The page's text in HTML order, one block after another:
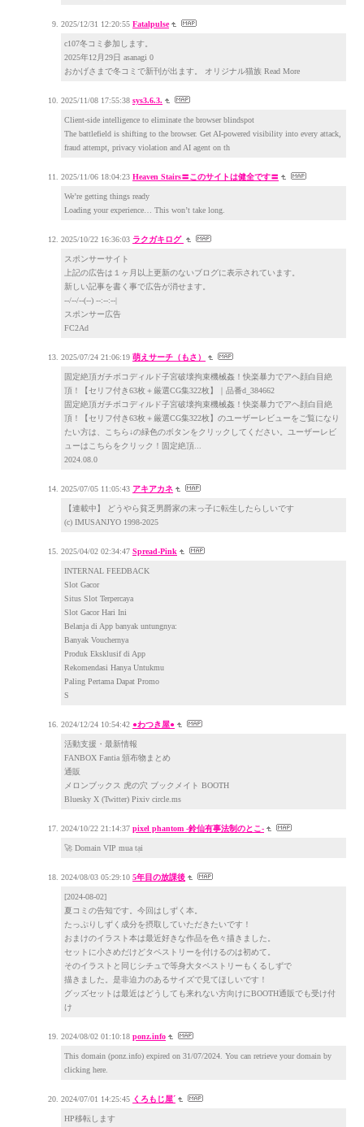
2025/12/31 12:20:55 Fatalpulse
c107冬コミ参加します。
2025年12月29日 asanagi 0
おかげさまで冬コミで新刊が出ます。 オリジナル猫族 Read More
2025/11/08 17:55:38 sys3.6.3.
Client-side intelligence to eliminate the browser blindspot
The battlefield is shifting to the browser. Get AI-powered visibility into every attack,
fraud attempt, privacy violation and AI agent on th
2025/11/06 18:04:23 Heaven Stairs〓このサイトは健全です〓
We’re getting things ready
Loading your experience… This won’t take long.
2025/10/22 16:36:03 ラクガキログ
スポンサーサイト
上記の広告は１ヶ月以上更新のないブログに表示されています。
新しい記事を書く事で広告が消せます。
--/--/--(--) --:--:--|
スポンサー広告
FC2Ad
2025/07/24 21:06:19 萌えサーチ（もさ）
固定絶頂ガチボコディルド子宮破壊拘束機械姦！快楽暴力でアヘ顔白目絶
頂！【セリフ付き63枚＋厳選CG集322枚】｜品番d_384662
固定絶頂ガチボコディルド子宮破壊拘束機械姦！快楽暴力でアヘ顔白目絶
頂！【セリフ付き63枚＋厳選CG集322枚】のユーザーレビューをご覧になり
たい方は、こちら↓の緑色のボタンをクリックしてください。ユーザーレビ
ューはこちらをクリック！固定絶頂...
2024.08.0
2025/07/05 11:05:43 アキアカネ
【連載中】 どうやら貧乏男爵家の末っ子に転生したらしいです
(c) IMUSANJYO 1998-2025
2025/04/02 02:34:47 Spread-Pink
INTERNAL FEEDBACK
Slot Gacor
Situs Slot Terpercaya
Slot Gacor Hari Ini
Belanja di App banyak untungnya:
Banyak Vouchernya
Produk Eksklusif di App
Rekomendasi Hanya Untukmu
Paling Pertama Dapat Promo
S
2024/12/24 10:54:42 ●わつき屋●
活動支援・最新情報
FANBOX Fantia 頒布物まとめ
通販
メロンブックス 虎の穴 ブックメイト BOOTH
Bluesky X (Twitter) Pixiv circle.ms
2024/10/22 21:14:37 pixel phantom -鈴仙有事法制のとこ-
🚀 Domain VIP mua tại
2024/08/03 05:29:10 5年目の放課後
[2024-08-02]
夏コミの告知です。今回はしずく本。
たっぷりしずく成分を摂取していただきたいです！
おまけのイラスト本は最近好きな作品を色々描きました。
セットに小さめだけどタペストリーを付けるのは初めて。
そのイラストと同じシチュで等身大タペストリーもくるしずで
描きました。是非迫力のあるサイズで見てほしいです！
グッズセットは最近はどうしても来れない方向けにBOOTH通販でも受け付
け
2024/08/02 01:10:18 ponz.info
This domain (ponz.info) expired on 31/07/2024. You can retrieve your domain by
clicking here.
2024/07/01 14:25:45 くろもじ屋´
HP移転します